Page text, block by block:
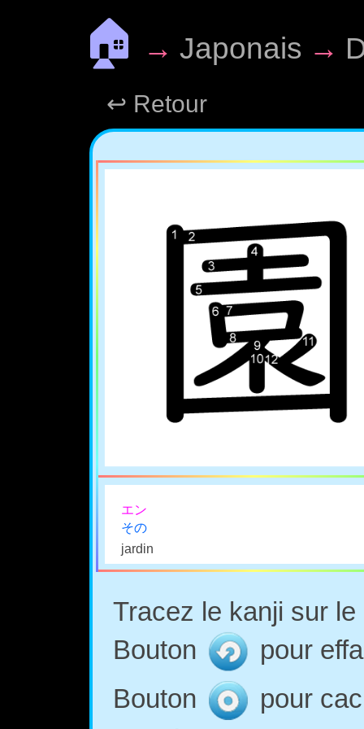
🏠 → Japonais →
↩ Retour
エン
その
jardin
Tracez le kanji sur
Bouton
pour
Bouton
pour